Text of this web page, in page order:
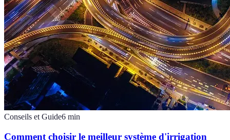
Conseils et Guide6 min
Comment choisir le meilleur système d'irrigation